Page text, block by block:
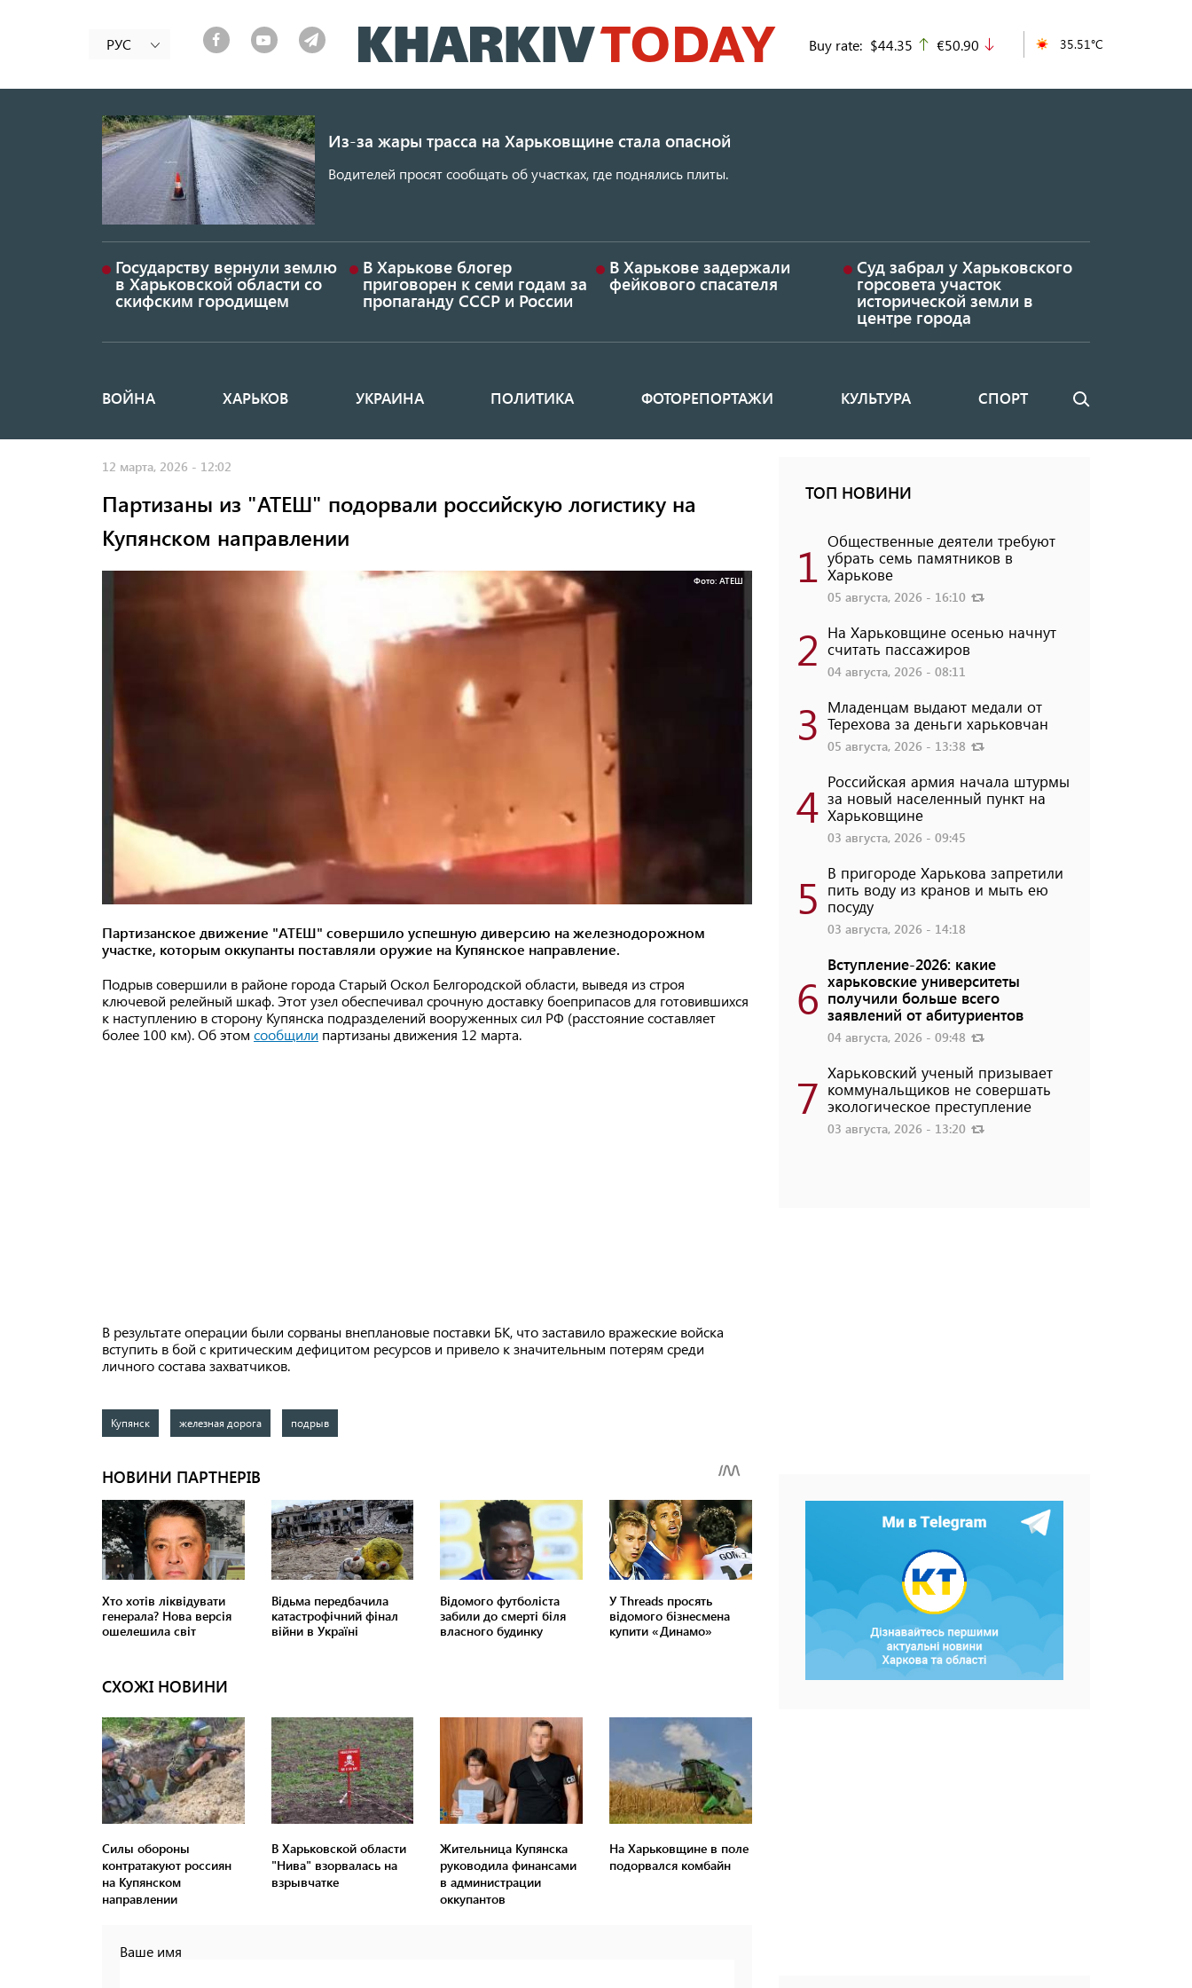
к
основному
РУС Buy rate: $44.35 up
€50.90 35.51°C
Из-за жары трасса на Харьковщине стала опасной
Водителей просят сообщать об участках, где поднялись плиты.
Государству вернули землю
в Харьковской области со
скифским городищем
В Харькове блогер
приговорен к семи годам за
пропаганду СССР и России
В Харькове задержали
фейкового спасателя
Суд забрал у Харьковского
горсовета участок
исторической земли в
центре города
Основная
ВОЙНА ХАРЬКОВ УКРАИНА ПОЛИТИКА ФОТОРЕПОРТАЖИ КУЛЬТУРА СПОРТ Поиск
12 марта, 2026 - 12:02
Партизаны из "АТЕШ" подорвали российскую логистику на
Купянском направлении
Фото: АТЕШ
Партизанское движение "АТЕШ" совершило успешную диверсию на железнодорожном
участке, которым оккупанты поставляли оружие на Купянское направление.
Подрыв совершили в районе города Старый Оскол Белгородской области, выведя из строя
ключевой релейный шкаф. Этот узел обеспечивал срочную доставку боеприпасов для готовившихся
к наступлению в сторону Купянска подразделений вооруженных сил РФ (расстояние составляет
более 100 км). Об этом сообщили партизаны движения 12 марта.
В результате операции были сорваны внеплановые поставки БК, что заставило вражеские войска
вступить в бой с критическим дефицитом ресурсов и привело к значительным потерям среди
личного состава захватчиков.
Купянск железная дорога подрыв
СХОЖІ НОВИНИ
Силы обороны
контратакуют россиян
на Купянском
направлении
В Харьковской области
"Нива" взорвалась на
взрывчатке
Жительница Купянска
руководила финансами
в администрации
оккупантов
На Харьковщине в поле
подорвался комбайн
Ваше имя
ТОП НОВИНИ
1 Общественные деятели требуют
убрать семь памятников в
Харькове
05 августа, 2026 - 16:10
2 На Харьковщине осенью начнут
считать пассажиров
04 августа, 2026 - 08:11
3 Младенцам выдают медали от
Терехова за деньги харьковчан
05 августа, 2026 - 13:38
4 Российская армия начала штурмы
за новый населенный пункт на
Харьковщине
03 августа, 2026 - 09:45
5 В пригороде Харькова запретили
пить воду из кранов и мыть ею
посуду
03 августа, 2026 - 14:18
6
Вступление-2026: какие
харьковские университеты
получили больше всего
заявлений от абитуриентов
04 августа, 2026 - 09:48
7 Харьковский ученый призывает
коммунальщиков не совершать
экологическое преступление
03 августа, 2026 - 13:20